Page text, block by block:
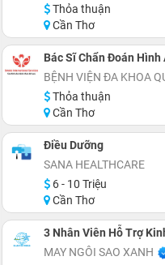
Thỏa thuận
Cần Thơ
Bác Sĩ Chẩn Đoán Hình
BỆNH VIỆN ĐA KHOA
Thỏa thuận
Cần Thơ
Điều Dưỡng
SANA HEALTHCARE
6 - 10 Triệu
Cần Thơ
3 Nhân Viên Hỗ Trợ
MAY NGÔI SAO XANH